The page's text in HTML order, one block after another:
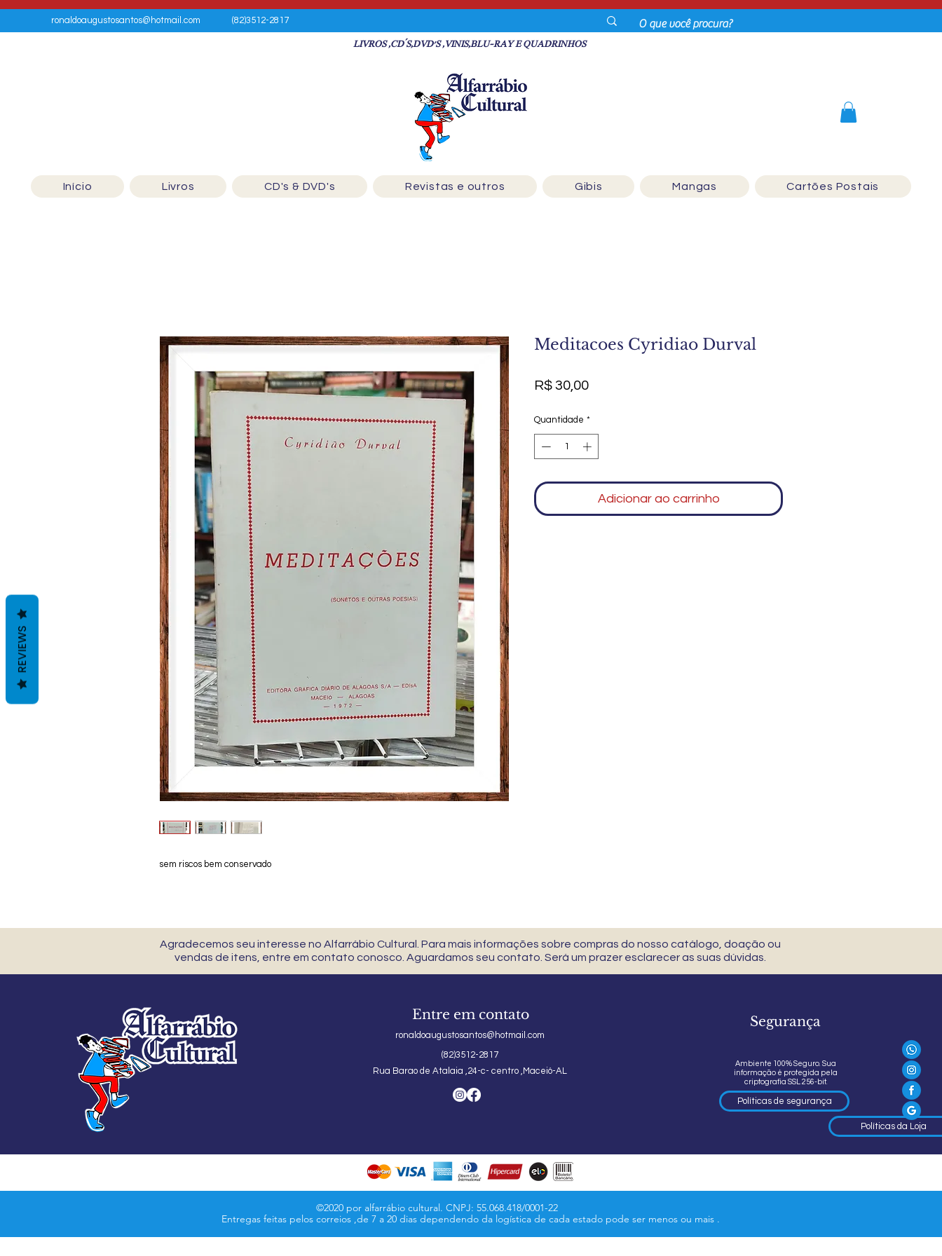
ronaldoaugustosantos@hotmail.com (82)3512-2817
LIVROS ,CD´S,DVD'S ,VINIS,BLU-RAY E QUADRINHOS
Início Livros CD's & DVD's Revistas e outros Gibis Mangas Cartões Postais
sem riscos bem conservado
Meditacoes Cyridiao Durval
R$ 30,00Preço
Quantidade *
Adicionar ao carrinho
Agradecemos seu interesse no Alfarrábio Cultural. Para mais informações sobre compras do nosso catálogo, doação ou
vendas de itens, entre em contato conosco. Aguardamos seu contato. Será um prazer esclarecer as suas dúvidas.
Entre em contato
ronaldoaugustosantos@hotmail.com
(82)3512-2817
Rua Barao de Atalaia ,24-c- centro ,Maceió-AL
Segurança
Ambiente 100% Seguro. Sua
informação é protegida pela
criptografia SSL 256-bit.
Políticas de segurança
Políticas da Loja
©2020 por alfarrábio cultural. CNPJ: 55.068.418/0001-22
Entregas feitas pelos correios ,de 7 a 20 dias dependendo da logística de cada estado pode ser menos ou mais .
REVIEWS